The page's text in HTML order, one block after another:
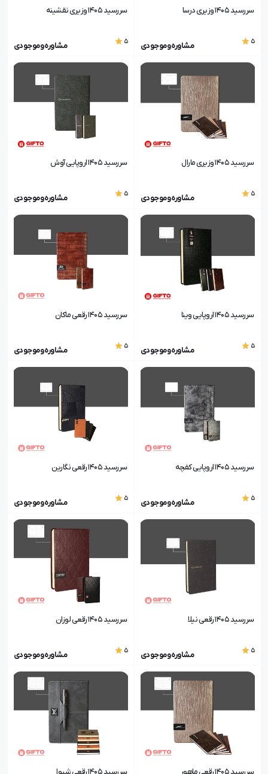
سررسید 1405 وزیری درسا
5 مشاوره و موجودی
سررسید 1405 وزیری نقشینه
5 مشاوره و موجودی
سررسید 1405 وزیری مارال
5 مشاوره و موجودی
سررسید 1405 اروپایی آوش
5 مشاوره و موجودی
سررسید 1405 اروپایی وینا
5 مشاوره و موجودی
سررسید 1405 رقعی ماکان
5 مشاوره و موجودی
سررسید 1405 اروپایی کفچه
5 مشاوره و موجودی
سررسید 1405 رقعی نگارین
5 مشاوره و موجودی
سررسید 1405 رقعی نیلا
5 مشاوره و موجودی
سررسید 1405 رقعی لوزان
5 مشاوره و موجودی